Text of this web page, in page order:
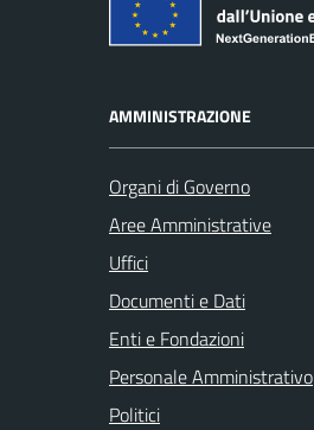
AMMINISTRAZIONE
Organi di Governo
Aree Amministrative
Uffici
Documenti e Dati
Enti e Fondazioni
Personale Amministrativo
Politici